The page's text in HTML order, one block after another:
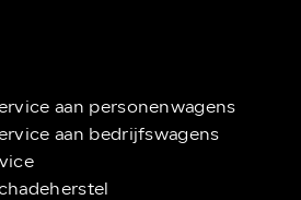
aan personenwagens
aan bedrijfswagens